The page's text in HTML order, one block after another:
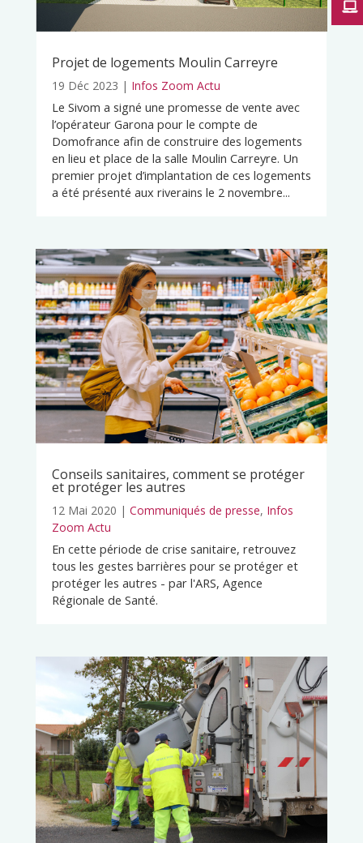
Projet de logements Moulin Carreyre
19 Déc 2023 | Infos Zoom Actu
Le Sivom a signé une promesse de vente avec
l’opérateur Garona pour le compte de
Domofrance afin de construire des logements
en lieu et place de la salle Moulin Carreyre. Un
premier projet d’implantation de ces logements
a été présenté aux riverains le 2 novembre...
Conseils sanitaires, comment se protéger
et protéger les autres
12 Mai 2020 | Communiqués de presse, Infos
Zoom Actu
En cette période de crise sanitaire, retrouvez
tous les gestes barrières pour se protéger et
protéger les autres - par l'ARS, Agence
Régionale de Santé.